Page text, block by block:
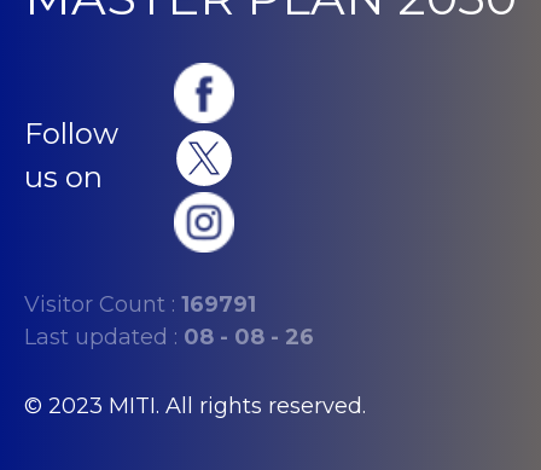
Follow
us on
Visitor Count : 169791
Last updated : 08 - 08 - 26
© 2023 MITI. All rights reserved.